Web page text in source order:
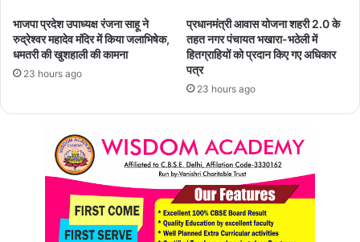
भाजपा प्रदेश उपाध्यक्ष रंजना साहू ने
रुद्रेश्वर महादेव मंदिर में किया जलाभिषेक,
धमतरी की खुशहाली की कामना
23 hours ago
प्रधानमंत्री आवास योजना शहरी 2.0 के
तहत नगर पंचायत भखारा-भठेली में
हितग्राहियों को प्रदान किए गए अधिकार
पत्र
23 hours ago